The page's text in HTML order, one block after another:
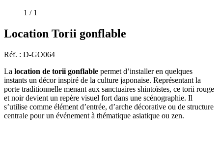
1 / 1
Location Torii gonflable
Réf. : D-GO064
La location de torii gonflable permet d’installer en quelques
instants un décor inspiré de la culture japonaise. Représentant la
porte traditionnelle menant aux sanctuaires shintoïstes, ce torii rouge
et noir devient un repère visuel fort dans une scénographie. Il
s’utilise comme élément d’entrée, d’arche décorative ou de structure
centrale pour un événement à thématique asiatique ou zen.